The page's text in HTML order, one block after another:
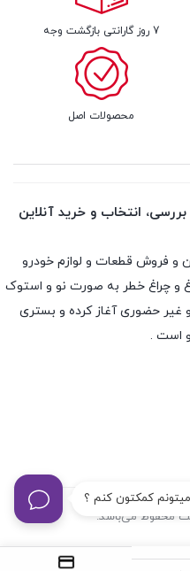
کمکتون کنم ؟
7 روز گارانتی بازگشت وجه
محصولات اصل
انتخاب و خرید آنلاین
و فروش قطعات و لوازم خودرو
و چراغ خطر به صورت نو و استوک
و غیر حضوری آغاز کرده و بستری
است .
محفوظ می‌باشد.